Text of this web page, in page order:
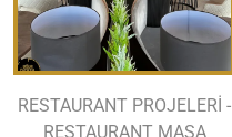
RESTAURANT PROJELERİ -
RESTAURANT MASA